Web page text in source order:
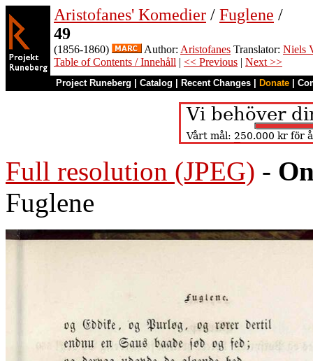
Aristofanes' Komedier / Fuglene /
49
(1856-1860) Author: Aristofanes Translator: Niels
Table of Contents / Innehåll | << Previous | Next >>
Project Runeberg Catalog Recent Changes Donate
Full resolution (JPEG) -
Fuglene